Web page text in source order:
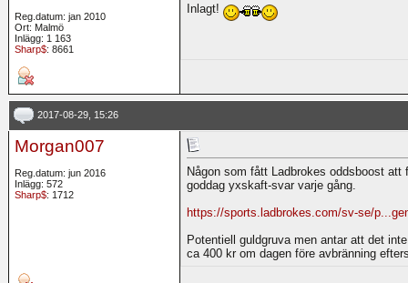
Reg.datum: jan 2010
Ort: Malmö
Inlägg: 1 163
Sharp$: 8661
Inlagt!
2017-08-29, 15:26
Morgan007
Reg.datum: jun 2016
Inlägg: 572
Sharp$: 1712
Någon som fått Ladbrokes oddsboost
goddag yxskaft-svar varje gång.
https://sports.ladbrokes.com/sv-se/
Potentiell guldgruva men antar att det
ca 400 kr om dagen före avbränning